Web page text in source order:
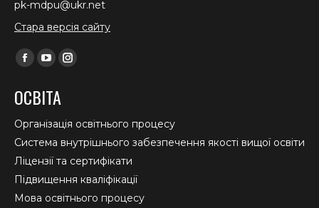
pk-mdpu@ukr.net
Стара версія сайту
Find us on:
Facebook
opens
in
new
window
YouTube
opens
in
new
window
Instagram
in
new
window
ОСВІТА
Організація освітнього процесу
Система внутрішнього забезпечення якості вищої освіти
Ліцензії та сертифікати
Підвищення кваліфікації
Мова освітнього процесу